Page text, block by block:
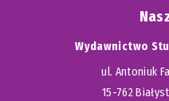
Wydawnictwo
ul. Antoniuk
15-762